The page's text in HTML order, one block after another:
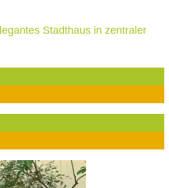
Stadthaus in zentraler